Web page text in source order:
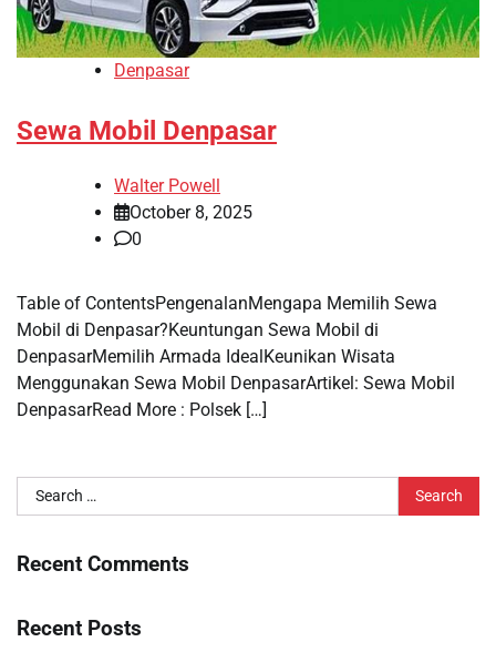
Denpasar
Sewa Mobil Denpasar
Walter Powell
October 8, 2025
0
Table of ContentsPengenalanMengapa Memilih Sewa
Mobil di Denpasar?Keuntungan Sewa Mobil di
DenpasarMemilih Armada IdealKeunikan Wisata
Menggunakan Sewa Mobil DenpasarArtikel: Sewa Mobil
DenpasarRead More : Polsek […]
Search
for:
Recent Comments
Recent Posts